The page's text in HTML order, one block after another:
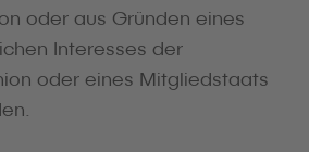
oder aus Gründen eines
Interesses der
oder eines Mitgliedstaats